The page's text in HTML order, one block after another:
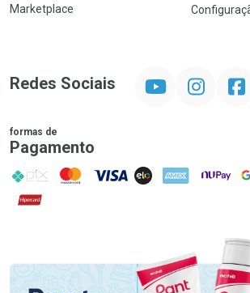
Marketplace
Redes Sociais Instagram
formas de
Pagamento
PIX MasterCard
VISA ELO AMEX NuPay
Hipercard
Promoção em Destaque